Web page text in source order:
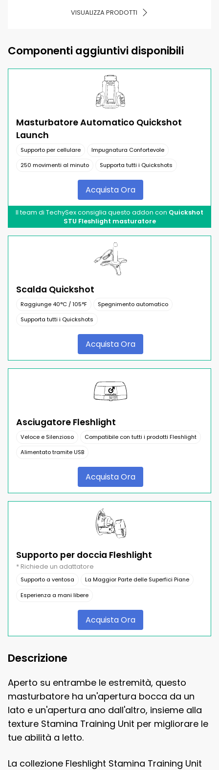
VISUALIZZA PRODOTTI
Componenti aggiuntivi disponibili
Masturbatore Automatico Quickshot
Launch
Supporto per cellulare
Impugnatura Confortevole
250 movimenti al minuto
Supporta tutti i Quickshots
Acquista Ora
Il team di TechySex consiglia questo addon con Quickshot
STU Fleshlight masturatore
Scalda Quickshot
Raggiunge 40°C / 105°F
Spegnimento automatico
Supporta tutti i Quickshots
Acquista Ora
Asciugatore Fleshlight
Veloce e Silenzioso
Compatibile con tutti i prodotti Fleshlight
Alimentato tramite USB
Acquista Ora
Supporto per doccia Fleshlight
* Richiede un adattatore
Supporto a ventosa
La Maggior Parte delle Superfici Piane
Esperienza a mani libere
Acquista Ora
Descrizione
Aperto su entrambe le estremità, questo
masturbatore ha un'apertura bocca da un
lato e un'apertura ano dall'altro, insieme alla
texture Stamina Training Unit per migliorare le
tue abilità a letto.
La collezione Fleshlight Stamina Training Unit